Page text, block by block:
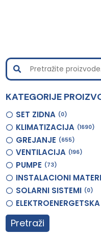
KATEGORIJE
SET ZIDNA 0
KLIMATIZACIJA 1690
GREJANJE 655
VENTILACIJA 196
PUMPE 73
INSTALACIONI
SOLARNI SISTEMI 0
Pretraži